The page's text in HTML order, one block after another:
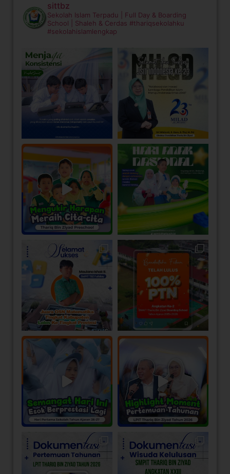
sittbz
Sekolah Islam Terpadu | Full Day & Boarding
School | Shaleh & Cerdas #thariqsekolahku
#sekolahislamlengkap